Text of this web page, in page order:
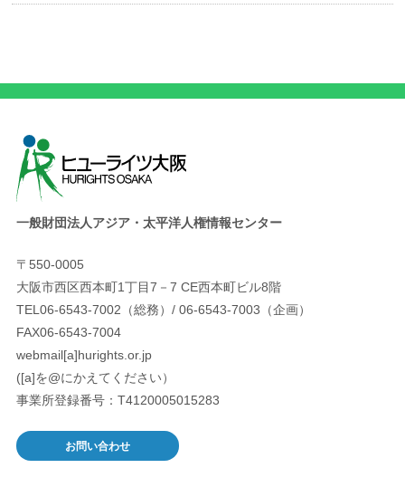
一般財団法人アジア・太平洋人権情報センター
〒550-0005
大阪市西区西本町1丁目7－7 CE西本町ビル8階
TEL06-6543-7002（総務）/ 06-6543-7003（企画）
FAX06-6543-7004
webmail[a]hurights.or.jp
([a]を@にかえてください）
事業所登録番号：T4120005015283
お問い合わせ